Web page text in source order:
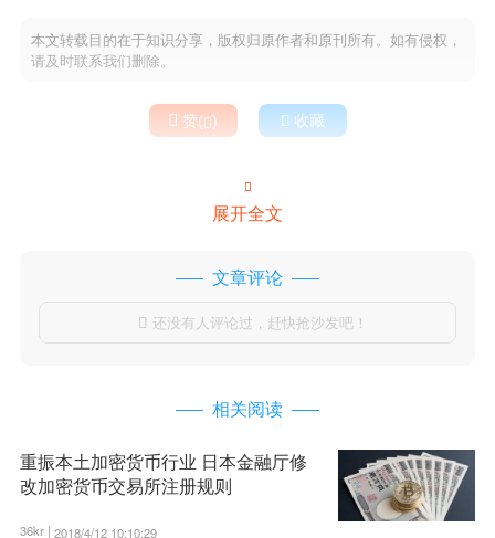
本文转载目的在于知识分享，版权归原作者和原刊所有。如有侵权，
请及时联系我们删除。
 赞()  收藏

展开全文
文章评论
 还没有人评论过，赶快抢沙发吧！
相关阅读
重振本土加密货币行业 日本金融厅修
改加密货币交易所注册规则
36kr | 2018/4/12 10:10:29